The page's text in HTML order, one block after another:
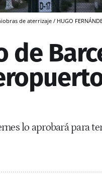
de aterrizaje / HUGO
de
lo aprobará para